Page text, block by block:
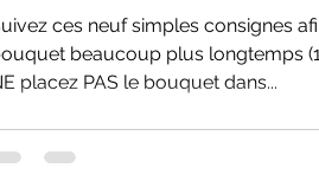
ces neuf simples consignes
beaucoup plus longtemps
placez PAS le bouquet dans...